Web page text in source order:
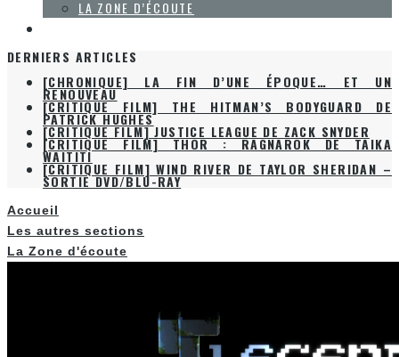
LA ZONE D’ÉCOUTE
DERNIERS ARTICLES
[CHRONIQUE] LA FIN D’UNE ÉPOQUE… ET UN
RENOUVEAU
[CRITIQUE FILM] THE HITMAN’S BODYGUARD DE
PATRICK HUGHES
[CRITIQUE FILM] JUSTICE LEAGUE DE ZACK SNYDER
[CRITIQUE FILM] THOR : RAGNAROK DE TAIKA
WAITITI
[CRITIQUE FILM] WIND RIVER DE TAYLOR SHERIDAN –
SORTIE DVD/BLU-RAY
Accueil
Les autres sections
La Zone d'écoute